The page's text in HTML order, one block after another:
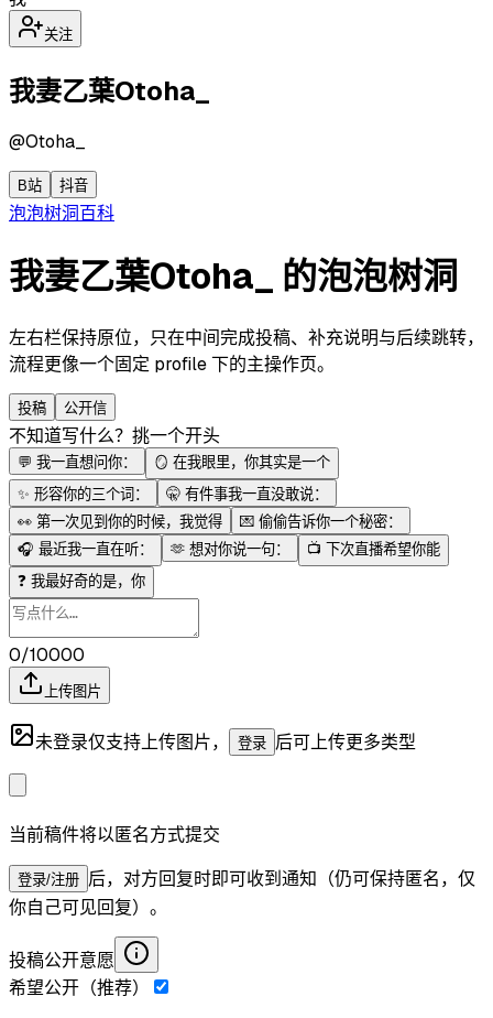
关注
我妻乙葉Otoha_
@Otoha_
B站 抖音
泡泡树洞百科
我妻乙葉Otoha_ 的泡泡树洞
左右栏保持原位，只在中间完成投稿、补充说明与后续跳转，
流程更像一个固定 profile 下的主操作页。
投稿 公开信
不知道写什么？挑一个开头
💬 我一直想问你： 🪞 在我眼里，你其实是一个
✨ 形容你的三个词： 🤫 有件事我一直没敢说：
👀 第一次见到你的时候，我觉得 💌 偷偷告诉你一个秘密：
🎧 最近我一直在听： 🫶 想对你说一句： 📺 下次直播希望你能
❓ 我最好奇的是，你
0/10000
上传图片
未登录仅支持上传图片， 登录 后可上传更多类型
当前稿件将以匿名方式提交
登录/注册 后，对方回复时即可收到通知（仍可保持匿名，仅
你自己可见回复）。
投稿公开意愿
希望公开（推荐）